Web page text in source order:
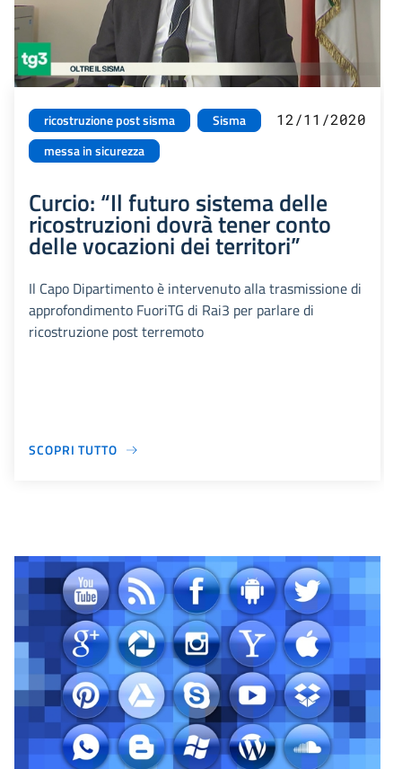
ricostruzione post sisma
Sisma
messa in sicurezza
12/11/2020
Curcio: “Il futuro sistema delle
ricostruzioni dovrà tener conto
delle vocazioni dei territori”
Il Capo Dipartimento è intervenuto alla trasmissione di
approfondimento FuoriTG di Rai3 per parlare di
ricostruzione post terremoto
SCOPRI TUTTO